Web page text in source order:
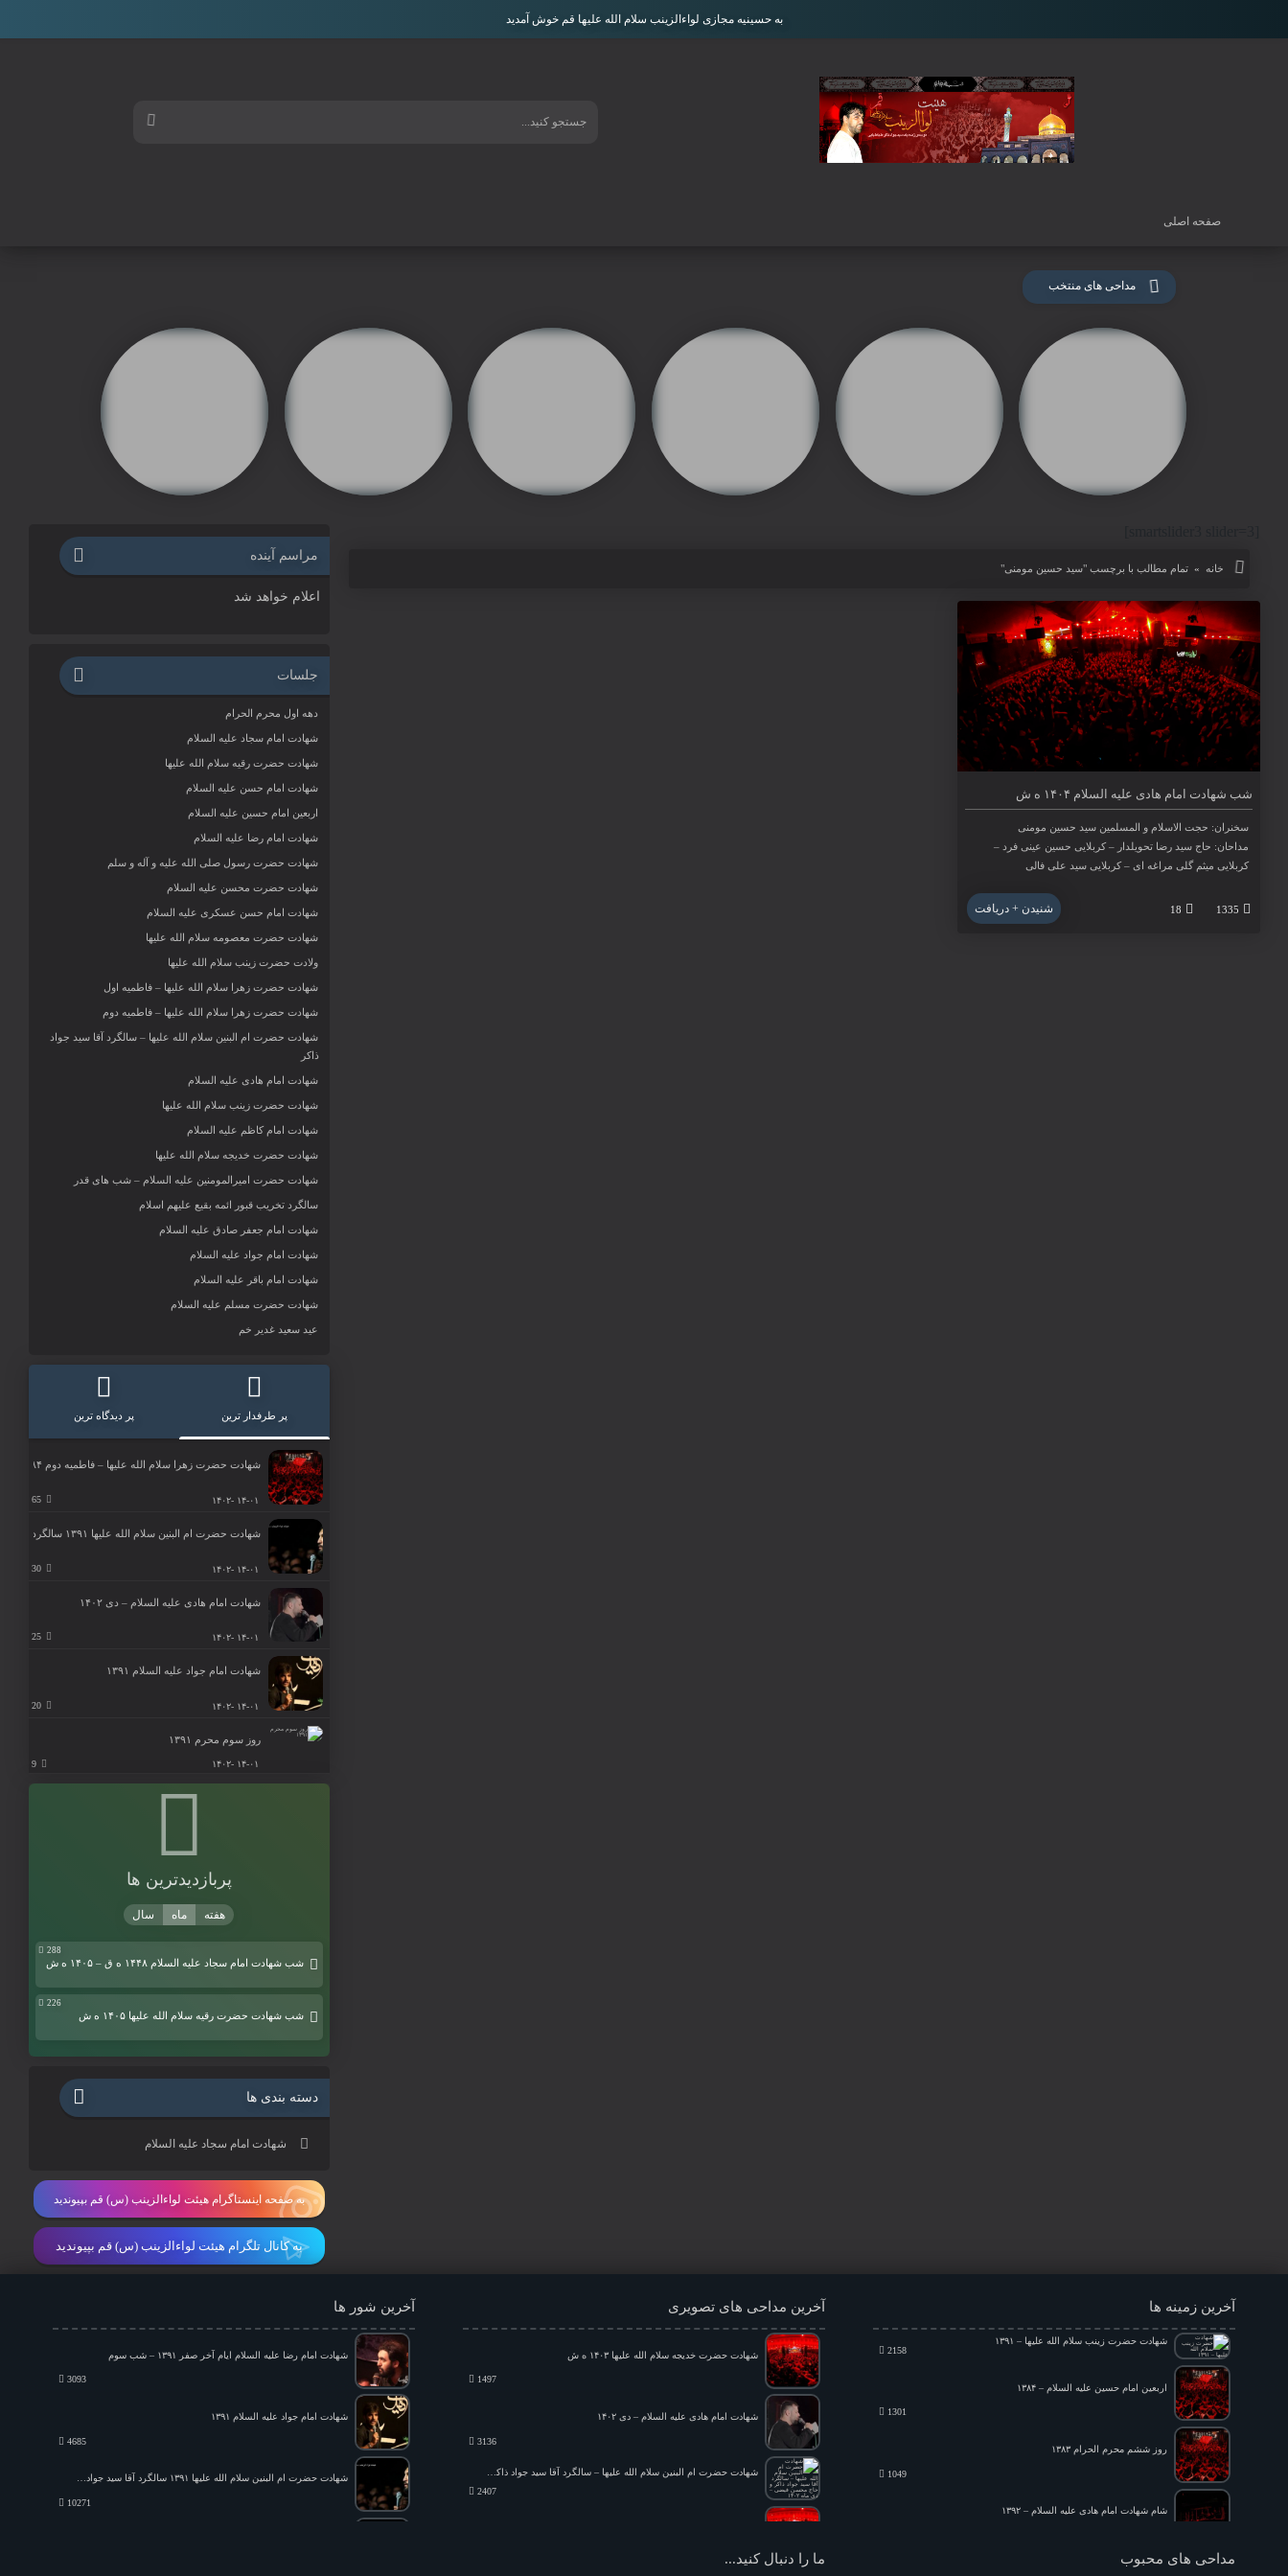
به حسینیه مجازی لواءالزینب سلام الله علیها قم خوش آمدید
صفحه اصلی
مداحی های منتخب
خانه »تمام مطالب با برچسب "سید حسین مومنی"
شب شهادت امام هادی علیه السلام ۱۴۰۴ ه ش
۱۴-۰۱ -۱۴۰۲
شب شهادت امام هادی علیه السلام ۱۴۰۴ ه ش
سخنران: حجت الاسلام و المسلمین سید حسین مومنی
مداحان: حاج سید رضا تحویلدار – کربلایی حسین عینی فرد –
کربلایی میثم گلی مراغه ای – کربلایی سید علی فالی
1335
18 شنیدن + دریافت
مراسم آینده
اعلام خواهد شد
جلسات
دهه اول محرم الحرام
شهادت امام سجاد علیه السلام
شهادت حضرت رقیه سلام الله علیها
شهادت امام حسن علیه السلام
اربعین امام حسین علیه السلام
شهادت امام رضا علیه السلام
شهادت حضرت رسول صلی الله علیه و آله و سلم
شهادت حضرت محسن علیه السلام
شهادت امام حسن عسکری علیه السلام
شهادت حضرت معصومه سلام الله علیها
ولادت حضرت زینب سلام الله علیها
شهادت حضرت زهرا سلام الله علیها – فاطمیه اول
شهادت حضرت زهرا سلام الله علیها – فاطمیه دوم
شهادت حضرت ام البنین سلام الله علیها – سالگرد آقا سید جواد
ذاکر
شهادت امام هادی علیه السلام
شهادت حضرت زینب سلام الله علیها
شهادت امام کاظم علیه السلام
شهادت حضرت خدیجه سلام الله علیها
شهادت حضرت امیرالمومنین علیه السلام – شب های قدر
سالگرد تخریب قبور ائمه بقیع علیهم اسلام
شهادت امام جعفر صادق علیه السلام
شهادت امام جواد علیه السلام
شهادت امام باقر علیه السلام
شهادت حضرت مسلم علیه السلام
عید سعید غدیر خم
پر طرفدار ترین پر دیدگاه ترین
شهادت حضرت زهرا سلام الله علیها – فاطمیه دوم ۱۳۸۴
۱۴-۰۱ -۱۴۰۲ 65
شهادت حضرت ام البنین سلام الله علیها ۱۳۹۱ سالگرد آقا سید جواد ذاکر
۱۴-۰۱ -۱۴۰۲ 30
شهادت امام هادی علیه السلام – دی ۱۴۰۲
۱۴-۰۱ -۱۴۰۲ 25
شهادت امام جواد علیه السلام ۱۳۹۱
۱۴-۰۱ -۱۴۰۲ 20
روز سوم محرم ۱۳۹۱
۱۴-۰۱ -۱۴۰۲ 9
پربازدیدترین ها
288
شب شهادت امام سجاد علیه السلام ۱۴۴۸ ه ق – ۱۴۰۵ ه ش
226
شب شهادت حضرت رقیه سلام الله علیها ۱۴۰۵ ه ش
دسته بندی ها
شهادت امام سجاد علیه السلام
به صفحه اینستاگرام هیئت لواءالزینب (س) قم بپیوندید
به کانال تلگرام هیئت لواءالزینب (س) قم بپیوندید
آخرین زمینه ها
شهادت حضرت زینب سلام الله علیها – ۱۳۹۱
2158
اربعین امام حسین علیه السلام – ۱۳۸۴
1301
روز ششم محرم الحرام ۱۳۸۳
1049
شام شهادت امام هادی علیه السلام – ۱۳۹۲
آخرین مداحی های تصویری
شهادت حضرت خدیجه سلام الله علیها ۱۴۰۳ ه ش
1497
شهادت امام هادی علیه السلام – دی ۱۴۰۲
3136
2407
آخرین شور ها
شهادت امام رضا علیه السلام ایام آخر صفر ۱۳۹۱ – شب سوم
3093
شهادت امام جواد علیه السلام ۱۳۹۱
4685
شهادت حضرت ام البنین سلام الله علیها ۱۳۹۱ سالگرد آقا سید جواد ذاکر
10271
مداحی های محبوب ما را دنبال کنید...